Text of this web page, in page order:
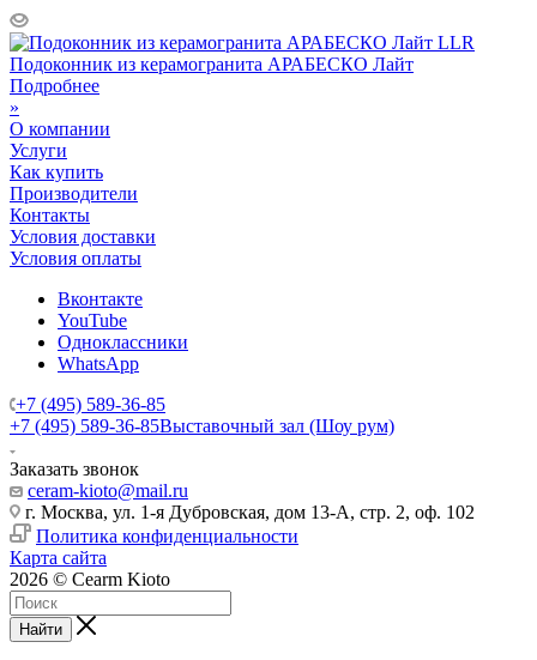
Подоконник из керамогранита АРАБЕСКО Лайт
Подробнее
»
О компании
Услуги
Как купить
Производители
Контакты
Условия доставки
Условия оплаты
Вконтакте
YouTube
Одноклассники
WhatsApp
+7 (495) 589-36-85
+7 (495) 589-36-85Выставочный зал (Шоу рум)
Заказать звонок
ceram-kioto@mail.ru
г. Москва, ул. 1-я Дубровская, дом 13-А, стр. 2, оф. 102
Политика конфиденциальности
Карта сайта
2026 © Cearm Kioto
Найти